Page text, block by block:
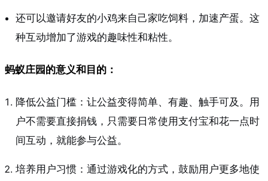
还可以邀请好友的小鸡来自己家吃饲料，加速产蛋。这
种互动增加了游戏的趣味性和粘性。
蚂蚁庄园的意义和目的：
降低公益门槛：让公益变得简单、有趣、触手可及。用
户不需要直接捐钱，只需要日常使用支付宝和花一点时
间互动，就能参与公益。
培养用户习惯：通过游戏化的方式，鼓励用户更多地使